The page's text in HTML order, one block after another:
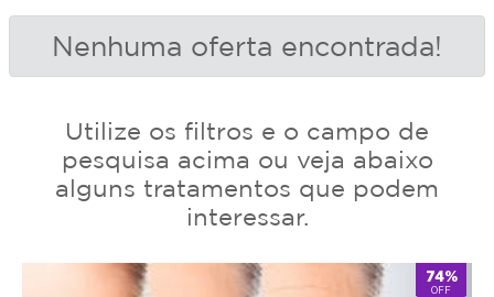
Nenhuma oferta encontrada!
Utilize os filtros e o campo de
pesquisa acima ou veja abaixo
alguns tratamentos que podem
interessar.
74%
OFF